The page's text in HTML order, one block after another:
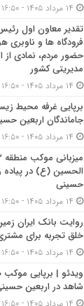
تقدیر معاون اول
فرودگاه ها و ناوبری
حضور مردم، نمادی از
مدیریتی کشور
برپایی غرفه محیط
جاماندگان اربعین
الحسین (ع) در پیاده
حسینی
روایت بانک ایران
خلق تجربه برای
ویدئو | برپایی
شاهد در اربعین